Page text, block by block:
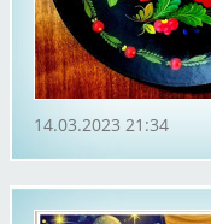
14.03.2023 21:34